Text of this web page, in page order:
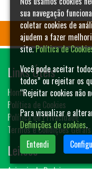
Links Úteis
Home
Política de Cookies
Política de Privacidade
Termos e Condições
Leilões
Animais de Rodeio
sua navegação
coletar cookies de
ajudem a fazer
site.Política de
Você pode aceitar
todos” ou rejeitar os
“Rejeitar cookies não
Para visualizar e
Definições de cookies.
Entendi